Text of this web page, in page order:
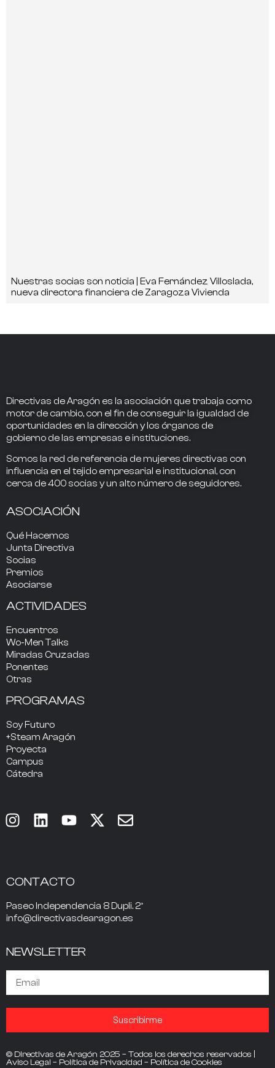
Nuestras socias son noticia | Eva Fernández Villoslada,
nueva directora financiera de Zaragoza Vivienda
Directivas de Aragón es la asociación que trabaja como
motor de cambio, con el fin de conseguir la igualdad de
oportunidades en la dirección y los órganos de
gobierno de las empresas e instituciones.
Somos la red de referencia de mujeres directivas con
influencia en el tejido empresarial e institucional, con
cerca de400 socias y un alto número de seguidores.
ASOCIACIÓN
Qué Hacemos
Junta Directiva
Socias
Premios
Asociarse
ACTIVIDADES
Encuentros
Wo-Men Talks
Miradas Cruzadas
Ponentes
Otras
PROGRAMAS
Soy Futuro
+Steam Aragón
Proyecta
Campus
Cátedra
CONTACTO
Paseo Independencia 8 Dupli. 2º
info@directivasdearagon.es
NEWSLETTER
Suscribirme
© Directivas de Aragón 2025 – Todos los derechos reservados |
Aviso Legal – Política de Privacidad – Política de Cookies